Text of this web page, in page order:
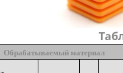
Обрабатываемый материал